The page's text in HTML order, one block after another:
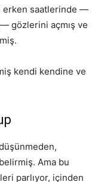
erken saatlerinde —
gözlerini açmış ve
kendi kendine ve
Ama bu
parlıyor, içinden